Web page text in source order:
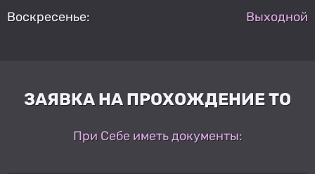
Воскресенье:
Выходной
ЗАЯВКА НА ПРОХОЖДЕНИЕ ТО
При Себе иметь документы: